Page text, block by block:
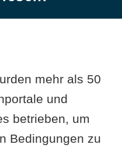
mehr als 50
und
betrieben, um
Bedingungen zu